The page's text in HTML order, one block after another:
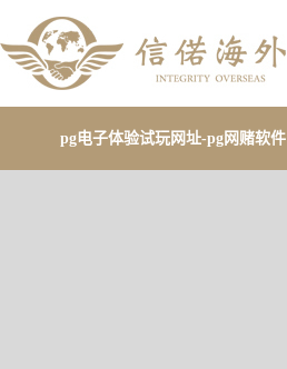
pg电子体验试玩网址-pg网赌软件